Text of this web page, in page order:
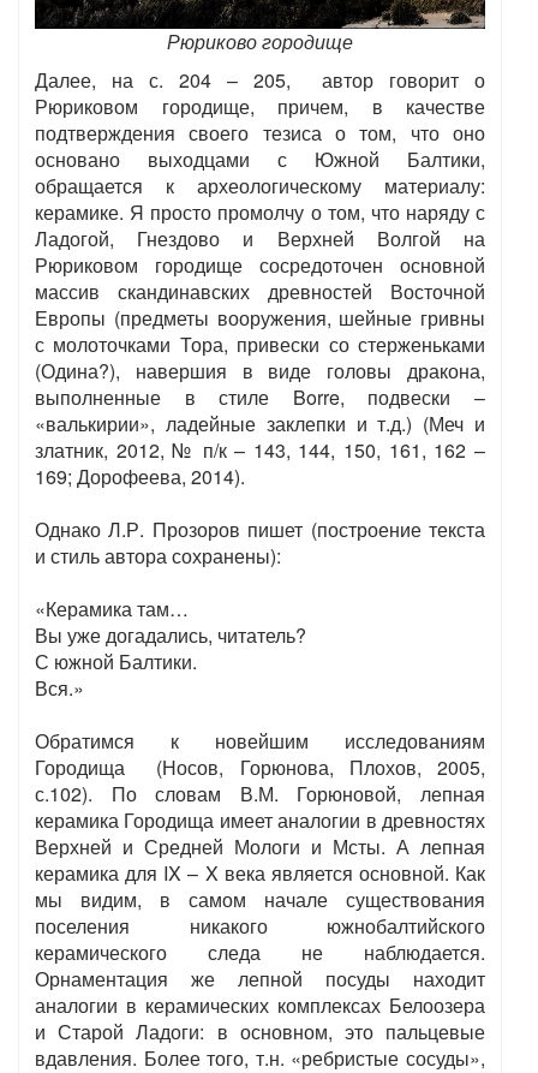
Рюриково городище
Далее, на с. 204 – 205, автор говорит о
Рюриковом городище, причем, в качестве
подтверждения своего тезиса о том, что оно
основано выходцами с Южной Балтики,
обращается к археологическому материалу:
керамике. Я просто промолчу о том, что наряду с
Ладогой, Гнездово и Верхней Волгой на
Рюриковом городище сосредоточен основной
массив скандинавских древностей Восточной
Европы (предметы вооружения, шейные гривны
с молоточками Тора, привески со стерженьками
(Одина?), навершия в виде головы дракона,
выполненные в стиле Borre, подвески –
«валькирии», ладейные заклепки и т.д.) (Меч и
златник, 2012, № п/к – 143, 144, 150, 161, 162 –
169; Дорофеева, 2014).
Однако Л.Р. Прозоров пишет (построение текста
и стиль автора сохранены):
«Керамика там…
Вы уже догадались, читатель?
С южной Балтики.
Вся.»
Обратимся к новейшим исследованиям
Городища (Носов, Горюнова, Плохов, 2005,
с.102). По словам В.М. Горюновой, лепная
керамика Городища имеет аналогии в древностях
Верхней и Средней Мологи и Мсты. А лепная
керамика для IX – X века является основной. Как
мы видим, в самом начале существования
поселения никакого южнобалтийского
керамического следа не наблюдается.
Орнаментация же лепной посуды находит
аналогии в керамических комплексах Белоозера
и Старой Ладоги: в основном, это пальцевые
вдавления. Более того, т.н. «ребристые сосуды»,